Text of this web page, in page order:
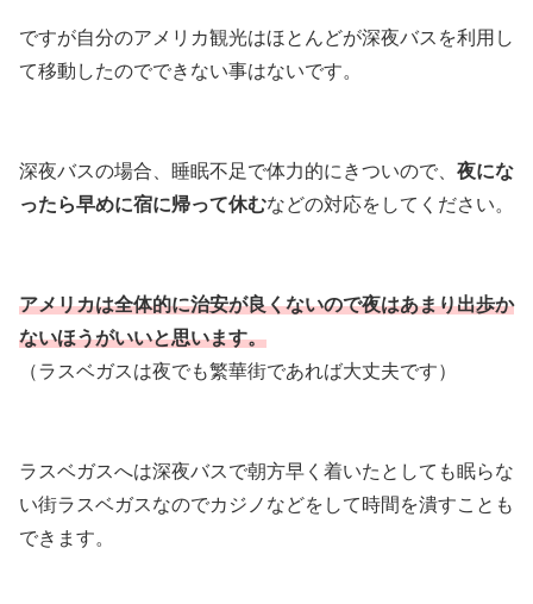
ですが自分のアメリカ観光はほとんどが深夜バスを利用し
て移動したのでできない事はないです。
深夜バスの場合、睡眠不足で体力的にきついので、 夜にな
ったら早めに宿に帰って休むなどの対応をしてください。
アメリカは全体的に治安が良くないので夜はあまり出歩か
ないほうがいいと思います。
（ラスベガスは夜でも繁華街であれば大丈夫です）
ラスベガスへは深夜バスで朝方早く着いたとしても眠らな
い街ラスベガスなのでカジノなどをして時間を潰すことも
できます。